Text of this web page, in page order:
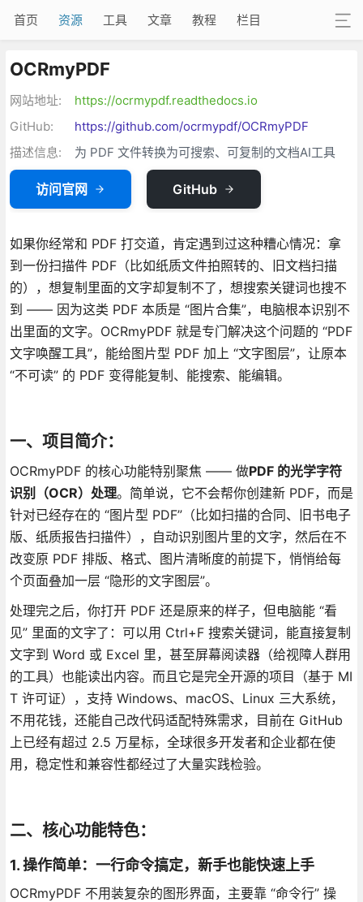
首页 资源 工具 文章 教程 栏目
OCRmyPDF
网站地址:
https://ocrmypdf.readthedocs.io
GitHub:
https://github.com/ocrmypdf/OCRmyPDF
描述信息:
为 PDF 文件转换为可搜索、可复制的文档AI工具
访问官网 GitHub
如果你经常和 PDF 打交道，肯定遇到过这种糟心情况：拿
到一份扫描件 PDF（比如纸质文件拍照转的、旧文档扫描
的），想复制里面的文字却复制不了，想搜索关键词也搜不
到 —— 因为这类 PDF 本质是 “图片合集”，电脑根本识别不
出里面的文字。OCRmyPDF 就是专门解决这个问题的 “PDF
文字唤醒工具”，能给图片型 PDF 加上 “文字图层”，让原本
“不可读” 的 PDF 变得能复制、能搜索、能编辑。
一、项目简介：
OCRmyPDF 的核心功能特别聚焦 —— 做PDF 的光学字符
识别（OCR）处理。简单说，它不会帮你创建新 PDF，而是
针对已经存在的 “图片型 PDF”（比如扫描的合同、旧书电子
版、纸质报告扫描件），自动识别图片里的文字，然后在不
改变原 PDF 排版、格式、图片清晰度的前提下，悄悄给每
个页面叠加一层 “隐形的文字图层”。
处理完之后，你打开 PDF 还是原来的样子，但电脑能 “看
见” 里面的文字了：可以用 Ctrl+F 搜索关键词，能直接复制
文字到 Word 或 Excel 里，甚至屏幕阅读器（给视障人群用
的工具）也能读出内容。而且它是完全开源的项目（基于 MI
T 许可证），支持 Windows、macOS、Linux 三大系统，
不用花钱，还能自己改代码适配特殊需求，目前在 GitHub
上已经有超过 2.5 万星标，全球很多开发者和企业都在使
用，稳定性和兼容性都经过了大量实践检验。
二、核心功能特色：
1. 操作简单：一行命令搞定，新手也能快速上手
OCRmyPDF 不用装复杂的图形界面，主要靠 “命令行” 操